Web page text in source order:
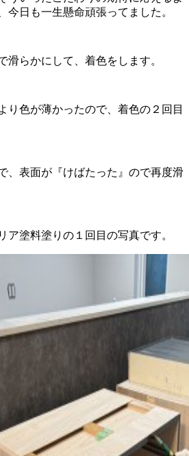
今日も一生懸命頑張ってました。
滑らかにして、着色をします。
り色が薄かったので、着色の２回目
、表面が『けばたった』ので再度滑
ア塗料塗りの１回目の写真です。